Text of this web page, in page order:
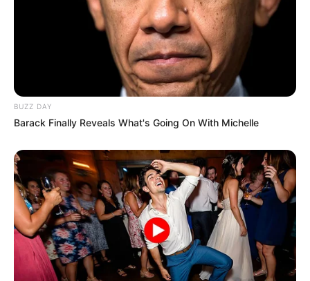
Pronostics Quinté de la presse le Turf
complet du PRIX ETALON CASTLE DU
BERLAIS (PRIX AUGUSTE DE CASTELBAJAC)
Aisne Nouvelle : 10 – 5 – 15 – 1 – 2 – 11 – 8 – 3
BUZZ DAY
Barack Finally Reveals What's Going On With Michelle